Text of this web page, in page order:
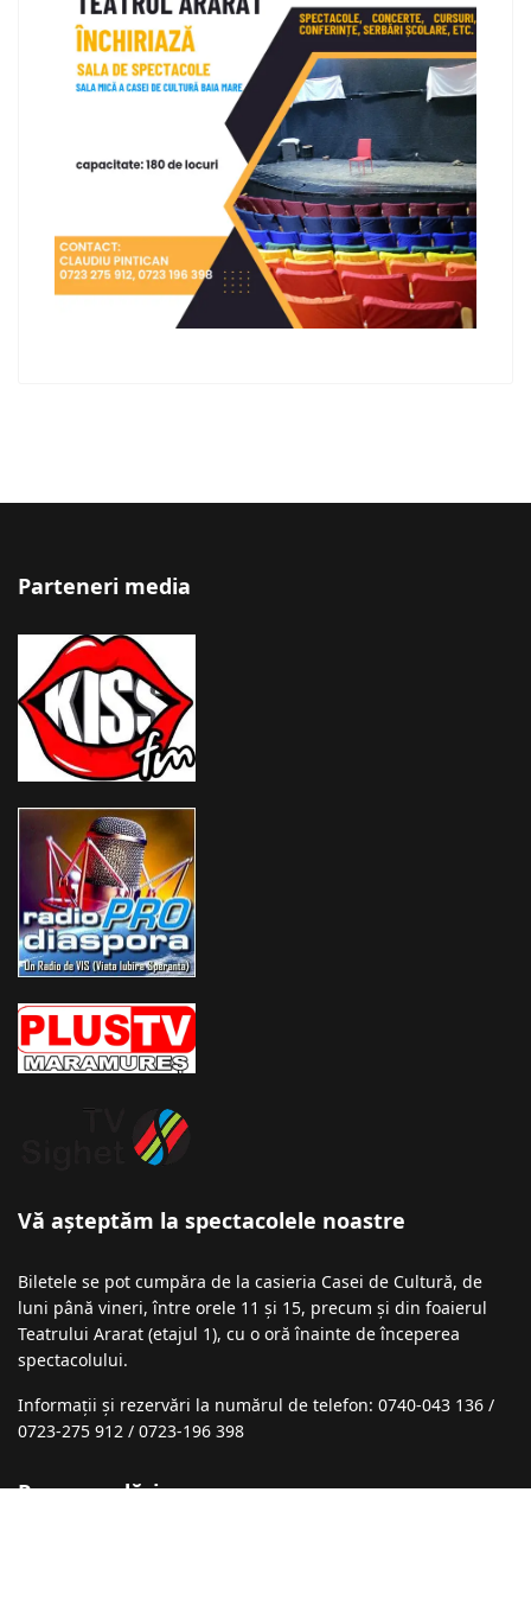
Parteneri media
Vă așteptăm la spectacolele noastre
Biletele se pot cumpăra de la casieria Casei de Cultură, de
luni până vineri, între orele 11 și 15, precum și din foaierul
Teatrului Ararat (etajul 1), cu o oră înainte de începerea
spectacolului.
Informații şi rezervări la numărul de telefon: 0740-043 136 /
0723-275 912 / 0723-196 398
Recomandări